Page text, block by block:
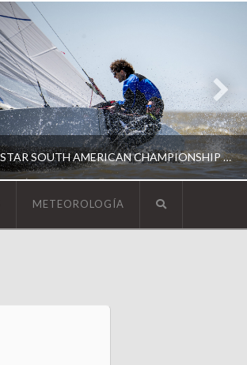
STAR SOUTH AMERICAN CHAMPIONSHIP 2026
METEOROLOGÍA